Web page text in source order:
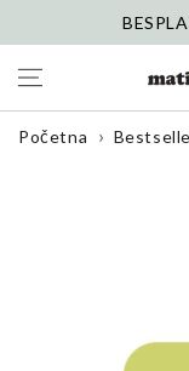
Početna